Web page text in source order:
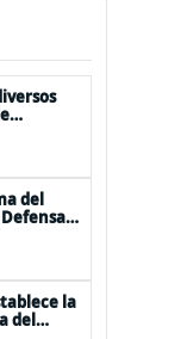
del
la
del